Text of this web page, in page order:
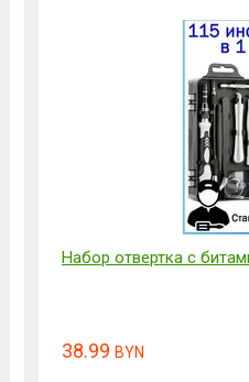
Набор отвертка с битами
38.99BYN